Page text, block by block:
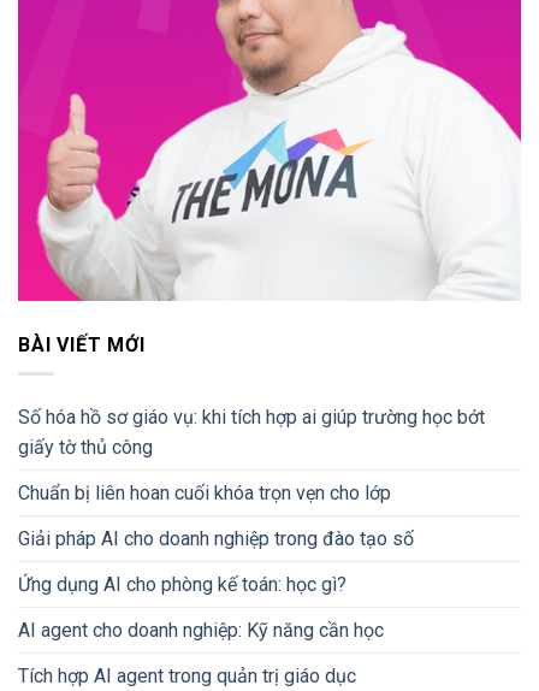
BÀI VIẾT MỚI
Số hóa hồ sơ giáo vụ: khi tích hợp ai giúp trường học bớt
giấy tờ thủ công
Chuẩn bị liên hoan cuối khóa trọn vẹn cho lớp
Giải pháp AI cho doanh nghiệp trong đào tạo số
Ứng dụng AI cho phòng kế toán: học gì?
AI agent cho doanh nghiệp: Kỹ năng cần học
Tích hợp AI agent trong quản trị giáo dục